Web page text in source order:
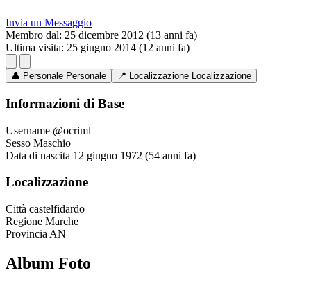
Invia un Messaggio
Membro dal: 25 dicembre 2012 (13 anni fa)
Ultima visita: 25 giugno 2014 (12 anni fa)
👤 Personale Personale 📍 Localizzazione Localizzazione
Informazioni di Base
Username @ocriml
Sesso Maschio
Data di nascita 12 giugno 1972 (54 anni fa)
Localizzazione
Città castelfidardo
Regione Marche
Provincia AN
Album Foto